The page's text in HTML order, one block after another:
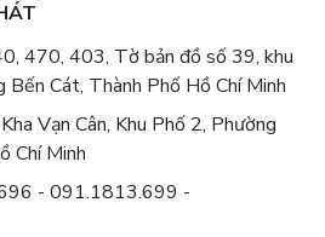
470, 403, Tờ bản đồ số 39, khu
Cát, Thành Phố Hồ Chí Minh
Vạn Cân, Khu Phố 2, Phường
Chí Minh
- 091.1813.699 -